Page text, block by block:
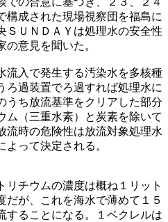
構成された現場視察団を福島に
ＳＵＮＤＡＹは処理水の安全性
の意見を聞いた。
流入で発生する汚染水を多核種
ろ過装置でろ過すれば処理水に
うち放流基準をクリアした部分
ム（三重水素）と炭素を除いて
流時の危険性は放流対象処理水
って決定される。
リチウムの濃度は概ね１リット
だが、これを海水で薄めて１５
することになる。１ベクレルは